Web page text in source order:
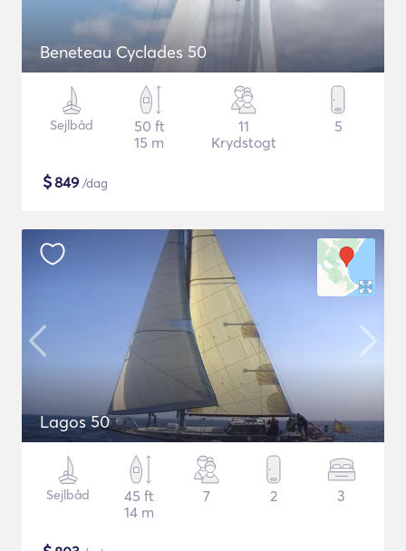
Beneteau Cyclades 50
Sejlbåd
50 ft
15 m
11
Krydstogt
5
$849 /dag
Lagos 50
Sejlbåd
45 ft
14 m
7 2 3